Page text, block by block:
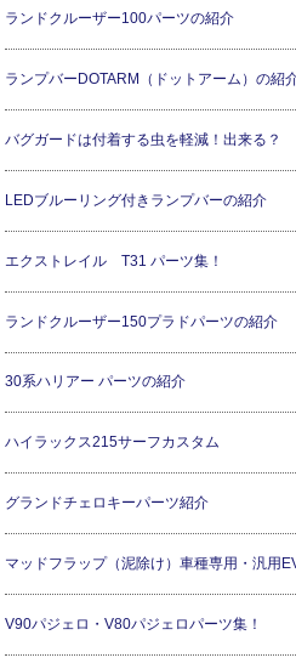
ランドクルーザー100パーツの紹介
ランプバーDOTARM（ドットアーム）の紹
バグガードは付着する虫を軽減！出来る？
LEDブルーリング付きランプバーの紹介
エクストレイル T31 パーツ集！
ランドクルーザー150プラドパーツの紹介
30系ハリアー パーツの紹介
ハイラックス215サーフカスタム
グランドチェロキーパーツ紹介
マッドフラップ（泥除け）車種専用・汎用
V90パジェロ・V80パジェロパーツ集！